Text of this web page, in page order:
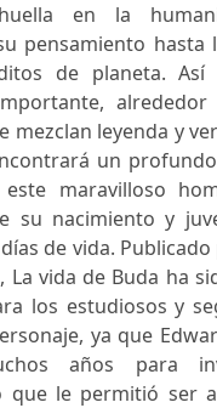
en la
pensamiento hasta
de planeta.
mezclan leyenda y
un
maravilloso
su nacimiento y
de vida.
La vida de Buda ha
los estudiosos y
ya que
años para
que le permitió ser